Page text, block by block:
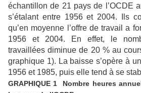
échantillon de 21 pays de l’OCDE
s’étalant entre 1956 et 2004. Ils
qu’en moyenne l’offre de travail a
1956 et 2004. En effet, le
travaillées diminue de 20 % au
graphique 1). La baisse s’opère à
1956 et 1985, puis elle tend à se
GRAPHIQUE 1 Nombre heures